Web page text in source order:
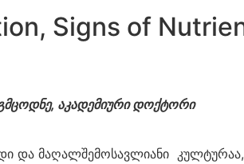
Signs of
აკადემიური დოქტორი
და მაღალშემოსავლიანი